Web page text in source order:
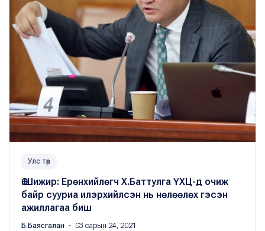
Улс төр
Ө.Шижир: Ерөнхийлөгч Х.Баттулга ҮХЦ-д очиж
байр сууриа илэрхийлсэн нь нөлөөлөх гэсэн
ажиллагаа биш
Б.Баясгалан ・ 03 сарын 24, 2021